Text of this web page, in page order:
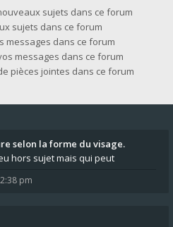
sujets dans ce forum
sujets dans ce forum
messages dans ce forum
messages dans ce forum
pièces jointes dans ce forum
selon la forme du visage.
hors sujet mais qui peut
pm